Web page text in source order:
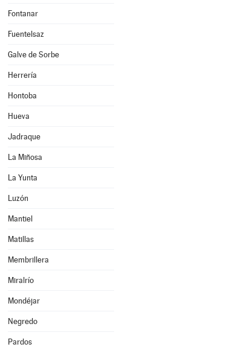
Fontanar
Fuentelsaz
Galve de Sorbe
Herrería
Hontoba
Hueva
Jadraque
La Miñosa
La Yunta
Luzón
Mantiel
Matillas
Membrillera
Miralrío
Mondéjar
Negredo
Pardos